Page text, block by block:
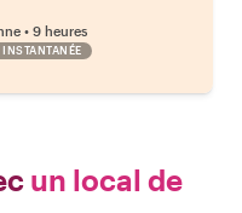
• 9 heures
un local de